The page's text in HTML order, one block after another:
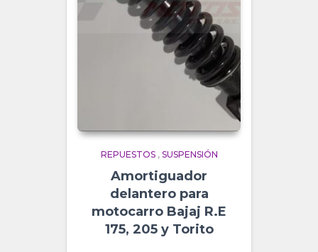
REPUESTOS, SUSPENSIÓN
Amortiguador
delantero para
motocarro Bajaj R.E
175, 205 y Torito